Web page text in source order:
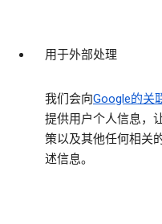
用于外部处理
我们会向Google的关
提供用户个人信息，
策以及其他任何相关
述信息。